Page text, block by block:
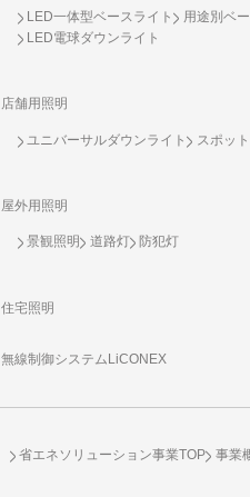
LED一体型ベースライト
用途別ベ
LED電球ダウンライト
店舗用照明
ユニバーサルダウンライト スポッ
屋外用照明
景観照明 道路灯 防犯灯
住宅照明
無線制御システムLiCONEX
省エネソリューション事業TOP 事業